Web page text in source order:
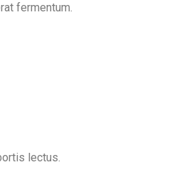
fermentum.
lectus.